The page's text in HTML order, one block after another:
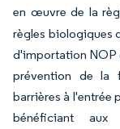
en œuvre de la
règles biologiques
d'importation NOP
prévention de la
barrières à l'entrée
bénéficiant aux